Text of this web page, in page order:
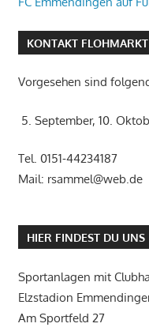
KONTAKT FLOHMARKT
Vorgesehen sind
5. September, 10.
Tel. 0151-44234187
Mail: rsammel@web.de
HIER FINDEST DU UNS
Sportanlagen mit
Elzstadion
Am Sportfeld 27